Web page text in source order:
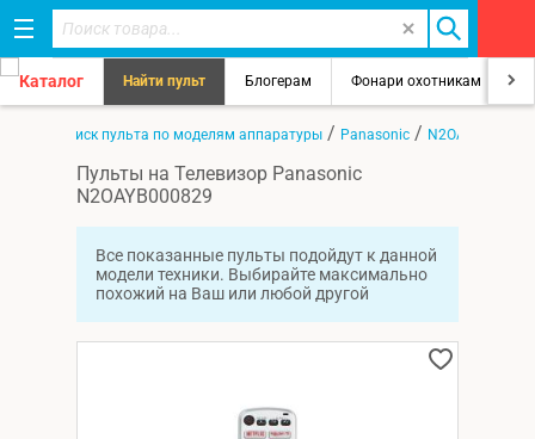
Каталог Найти пульт Блогерам Фонари охотникам
Поиск пульта по моделям аппаратуры / Panasonic / N2OAYB000829
Пульты на Телевизор Panasonic
N2OAYB000829
Все показанные пульты подойдут к данной
модели техники. Выбирайте максимально
похожий на Ваш или любой другой